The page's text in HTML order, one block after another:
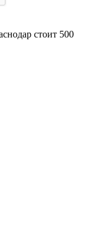
стоит 500